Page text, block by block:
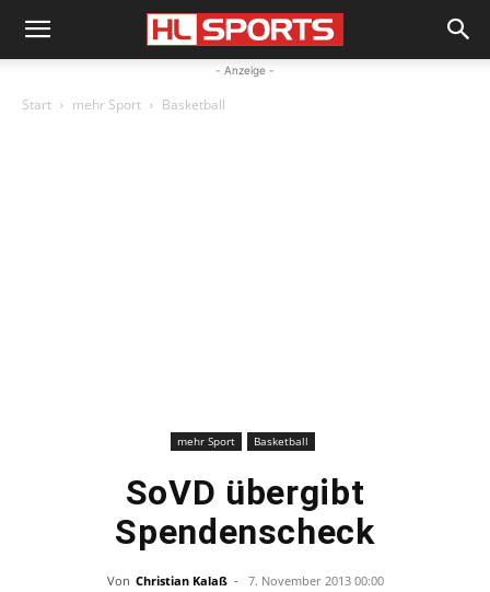
- Anzeige -
Start mehr Sport Basketball
mehr Sport Basketball
SoVD übergibt
Spendenscheck
Von Christian Kalaß - 7. November 2013 00:00